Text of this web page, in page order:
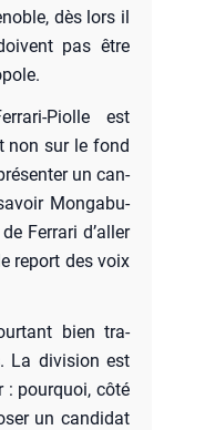
dès lors il
pas être
Piolle est
non sur le fond
un can­
Mon­ga­bu­
Fer­ra­ri d’al­ler
report des voix
bien tra­
La divi­sion est
: pour­quoi, côté
un can­di­dat